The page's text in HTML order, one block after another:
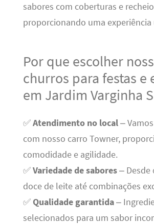
sabores com coberturas e
proporcionando uma experiência
Por que escolher
churros para festas e
em Jardim Varginha
✅Atendimento no local–
com nosso carro Towner,
comodidade e agilidade.
✅Variedade de sabores– Desde
doce de leite até combinações
✅ Qualidade garantida–
selecionados para um sabor